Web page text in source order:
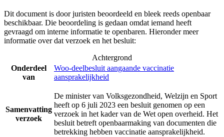
Dit document is door juristen beoordeeld en bleek reeds openbaar
beschikbaar. Die beoordeling is gedaan omdat iemand heeft
gevraagd om interne informatie te openbaren. Hieronder meer
informatie over dat verzoek en het besluit:
Achtergrond
Onderdeel
van
Woo-deelbesluit aangaande vaccinatie
aansprakelijkheid
Samenvatting
verzoek
De minister van Volksgezondheid, Welzijn en Sport
heeft op 6 juli 2023 een besluit genomen op een
verzoek in het kader van de Wet open overheid. Het
besluit betreft openbaarmaking van documenten die
betrekking hebben vaccinatie aansprakelijkheid.